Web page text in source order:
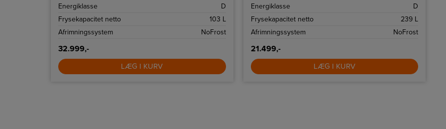
Energiklasse
D
Frysekapacitet netto
103 L
Afrimningssystem
NoFrost
32.999,-
LÆG I KURV
Energiklasse
D
Frysekapacitet netto
239 L
Afrimningssystem
NoFrost
21.499,-
LÆG I KURV